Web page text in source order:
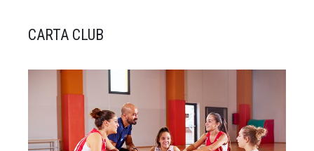
CARTA CLUB